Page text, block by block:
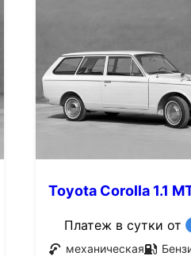
Toyota Corolla 1.1
Платеж в сутки от
механическая